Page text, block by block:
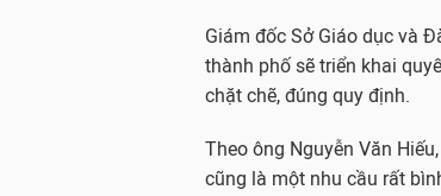
Giám đốc Sở Giáo dục và
thành phố sẽ triển khai
chặt chẽ, đúng quy định.
Theo ông Nguyễn Văn
cũng là một nhu cầu rất